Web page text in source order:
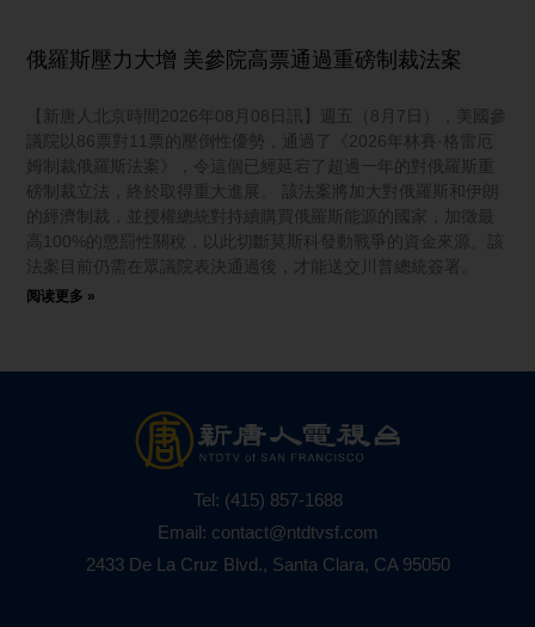
俄羅斯壓力大增 美參院高票通過重磅制裁法案
【新唐人北京時間2026年08月08日訊】週五（8月7日），美國參
議院以86票對11票的壓倒性優勢，通過了《2026年林賽·格雷厄
姆制裁俄羅斯法案》，令這個已經延宕了超過一年的對俄羅斯重
磅制裁立法，終於取得重大進展。 該法案將加大對俄羅斯和伊朗
的經濟制裁，並授權總統對持續購買俄羅斯能源的國家，加徵最
高100%的懲罰性關稅，以此切斷莫斯科發動戰爭的資金來源。該
法案目前仍需在眾議院表決通過後，才能送交川普總統簽署。
阅读更多 »
Tel: (415) 857-1688
Email: contact@ntdtvsf.com
2433 De La Cruz Blvd., Santa Clara, CA 95050